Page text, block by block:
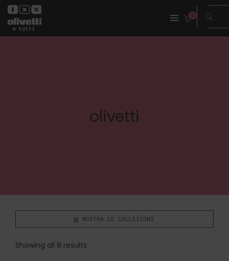
0
olivetti
MOSTRA LE COLLEZIONI
Showing all 8 results